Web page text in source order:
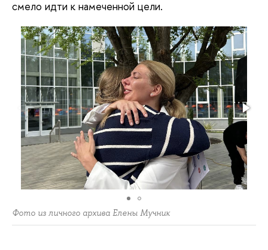
смело идти к намеченной цели.
Фото из личного архива Елены Мучник